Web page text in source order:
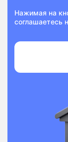
Нажимая на
соглашаетесь